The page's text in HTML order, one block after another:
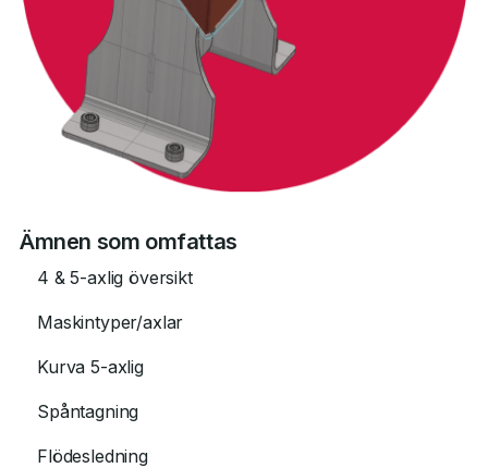
Ämnen som omfattas
4 & 5-axlig översikt
Maskintyper/axlar
Kurva 5-axlig
Spåntagning
Flödesledning